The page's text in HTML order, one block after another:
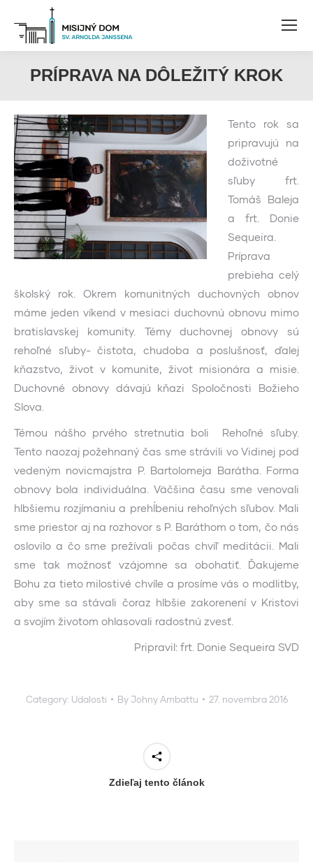
PRÍPRAVA NA DÔLEŽITÝ KROK
Tento rok sa
pripravujú na
doživotné
sľuby frt.
Tomáš Baleja
a frt. Donie
Sequeira.
Príprava
prebieha celý
školský rok. Okrem komunitných duchovných obnov
máme jeden víkend v mesiaci duchovnú obnovu mimo
bratislavskej komunity. Témy duchovnej obnovy sú
rehoľné sľuby- čistota, chudoba a poslušnosť, ďalej
kňazstvo, život v komunite, život misionára a misie.
Duchovné obnovy dávajú kňazi Spoločnosti Božieho
Slova.
Témou nášho prvého stretnutia boli Rehoľné sľuby.
Tento naozaj požehnaný čas sme strávili vo Vidinej pod
vedeným novicmajstra P. Bartolomeja Barátha. Forma
obnovy bola individuálna. Väčšina času sme venovali
hlbšiemu rozjímaniu a prehĺbeniu rehoľných sľubov. Mali
sme priestor aj na rozhovor s P. Baráthom o tom, čo nás
oslovilo a čo sme prežívali počas chvíľ meditácii. Mali
sme tak možnosť vzájomne sa obohatiť. Ďakujeme
Bohu za tieto milostivé chvíle a prosíme vás o modlitby,
aby sme sa stávali čoraz hlbšie zakorenení v Kristovi
a svojím životom ohlasovali radostnú zvesť.
Pripravil: frt. Donie Sequeira SVD
Category: Udalosti By Johny Ambattu 27. novembra 2016
Zdieľaj tento článok